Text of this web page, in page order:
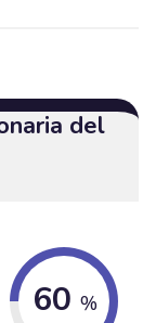
del
60 %